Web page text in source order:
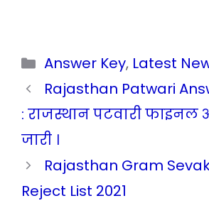
Categories
Answer Key, Latest
Rajasthan Patwari
: राजस्थान पटवारी
जारी ।
Rajasthan Gram
Reject List 2021